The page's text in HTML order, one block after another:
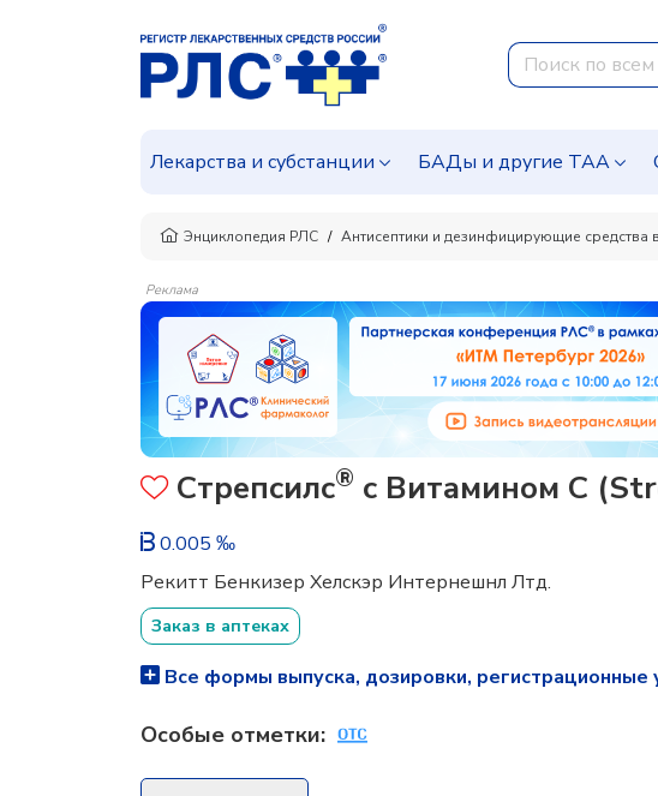
Лекарства и субстанции БАДы и другие ТАА
Энциклопедия РЛС Антисептики и дезинфицирующие средства
Реклама
Стрепсилс® с Витамином C
0.005 ‰
Рекитт Бенкизер Хелскэр Интернешнл Лтд.
Заказ в аптеках
Все формы выпуска, дозировки, регистрационные
Особые отметки: